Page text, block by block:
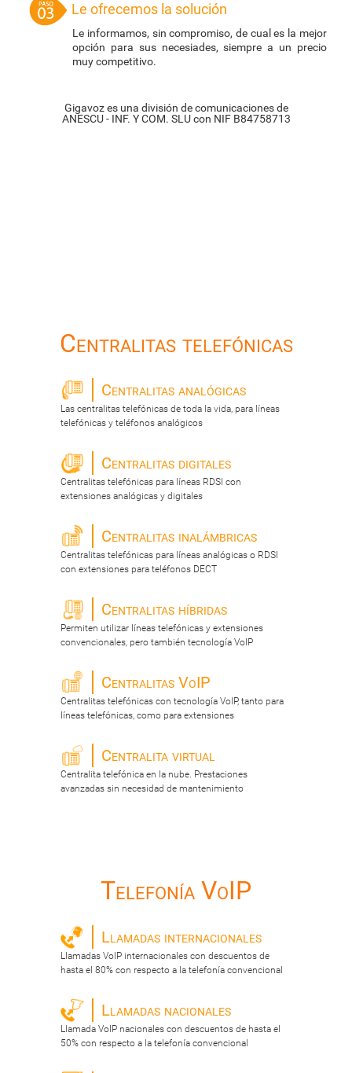
Le ofrecemos la solución
Le informamos, sin compromiso, de cual es la mejor
opción para sus necesiades, siempre a un precio
muy competitivo.
Gigavoz es una división de comunicaciones de
ANESCU - INF. Y COM. SLU con NIF B84758713
Centralitas telefónicas
Centralitas analógicas
Las centralitas telefónicas de toda la vida, para líneas
telefónicas y teléfonos analógicos
Centralitas digitales
Centralitas telefónicas para líneas RDSI con
extensiones analógicas y digitales
Centralitas inalámbricas
Centralitas telefónicas para líneas analógicas o RDSI
con extensiones para teléfonos DECT
Centralitas híbridas
Permiten utilizar líneas telefónicas y extensiones
convencionales, pero también tecnología VoIP
Centralitas VoIP
Centralitas telefónicas con tecnología VoIP, tanto para
líneas telefónicas, como para extensiones
Centralita virtual
Centralita telefónica en la nube. Prestaciones
avanzadas sin necesidad de mantenimiento
Telefonía VoIP
Llamadas internacionales
Llamadas VoIP internacionales con descuentos de
hasta el 80% con respecto a la telefonía convencional
Llamadas nacionales
Llamada VoIP nacionales con descuentos de hasta el
50% con respecto a la telefonía convencional